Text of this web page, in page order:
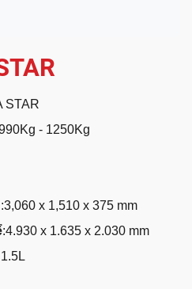
STAR
- 1250Kg
:3,060 x 1,510 x 375 mm
:4.930 x 1.635 x 2.030 mm